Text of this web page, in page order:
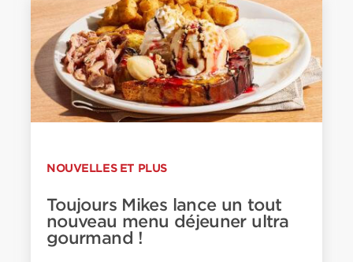
NOUVELLES ET PLUS
Toujours Mikes lance un tout
nouveau menu déjeuner ultra
gourmand !